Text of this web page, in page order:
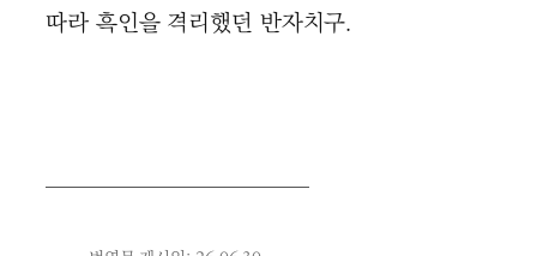
따라 흑인을 격리했던 반자치구.